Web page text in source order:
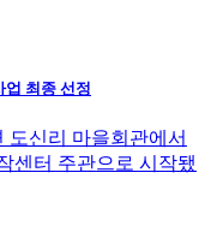
업 최종 선정
도신리 마을회관에서
센터 주관으로 시작됐